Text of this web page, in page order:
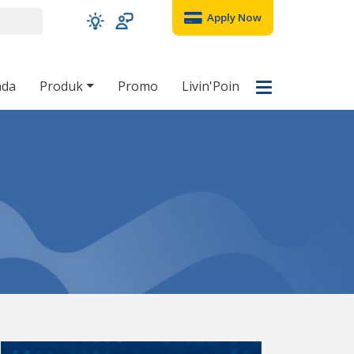
Apply Now
Produk Promo Livin'Poin